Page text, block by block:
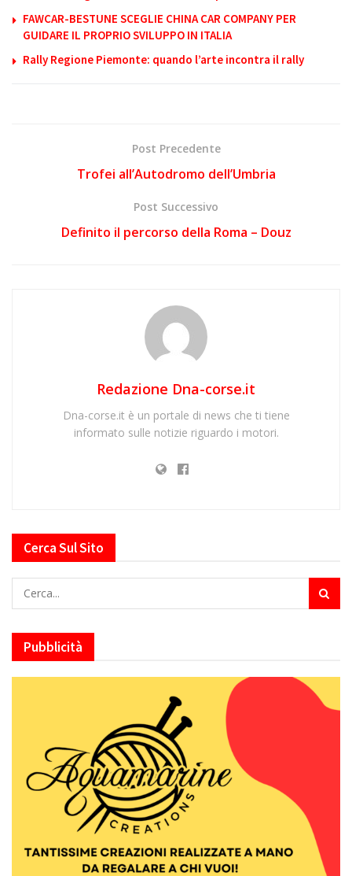
FAWCAR-BESTUNE SCEGLIE CHINA CAR COMPANY PER
GUIDARE IL PROPRIO SVILUPPO IN ITALIA
Rally Regione Piemonte: quando l’arte incontra il rally
Post Precedente
Trofei all’Autodromo dell’Umbria
Post Successivo
Definito il percorso della Roma – Douz
Redazione Dna-corse.it
Dna-corse.it è un portale di news che ti tiene
informato sulle notizie riguardo i motori.
Cerca Sul Sito
Pubblicità